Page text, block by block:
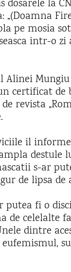
la
„(Doamna
pe mosia
intr-o zi
Mungiu
certificat de
revista
il
destule
s-ar
de lipsa de
fi o
de celelalte
dintre